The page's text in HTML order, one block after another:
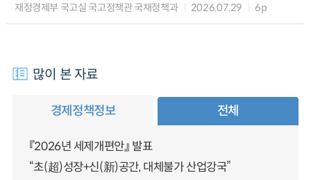
재정경제부 국고실 국고정책관 국채정책과 2026.07.29 6p
많이 본 자료
경제정책정보 전체
『2026년 세제개편안』 발표
“초(超)성장+신(新)공간, 대체불가 산업강국”